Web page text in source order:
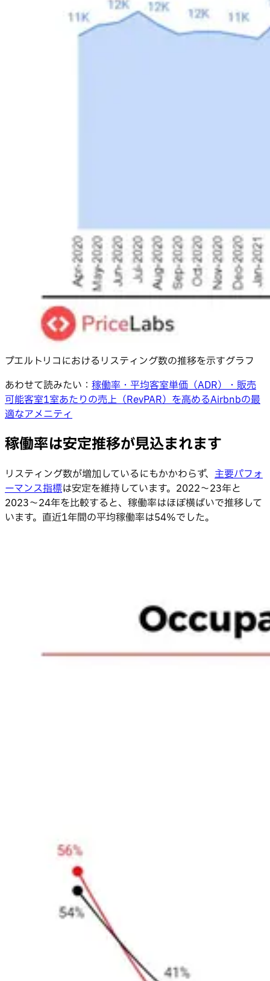
プエルトリコにおけるリスティング数の推移を示すグラフ
あわせて読みたい： 稼働率・平均客室単価（ADR）・販売
可能客室1室あたりの売上（RevPAR）を高めるAirbnbの最
適なアメニティ
稼働率は安定推移が見込まれます
リスティング数が増加しているにもかかわらず、 主要パフォ
ーマンス指標は安定を維持しています。2022〜23年と
2023〜24年を比較すると、稼働率はほぼ横ばいで推移して
います。直近1年間の平均稼働率は54%でした。